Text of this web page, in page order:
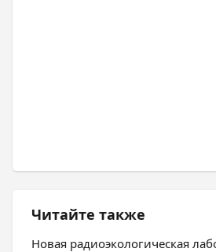
Читайте также
Новая радиоэкологическая